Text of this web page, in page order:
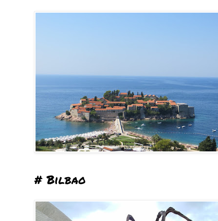
# Bilbao